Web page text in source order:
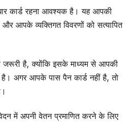
कार्ड रहना आवश्यक है। यह आपकी
आपके व्यक्तिगत विवरणों को सत्यापित
जरूरी है, क्योंकि इसके माध्यम से आपकी
है। अगर आपके पास पैन कार्ड नहीं है, तो
में अपनी वेतन प्रमाणित करने के लिए